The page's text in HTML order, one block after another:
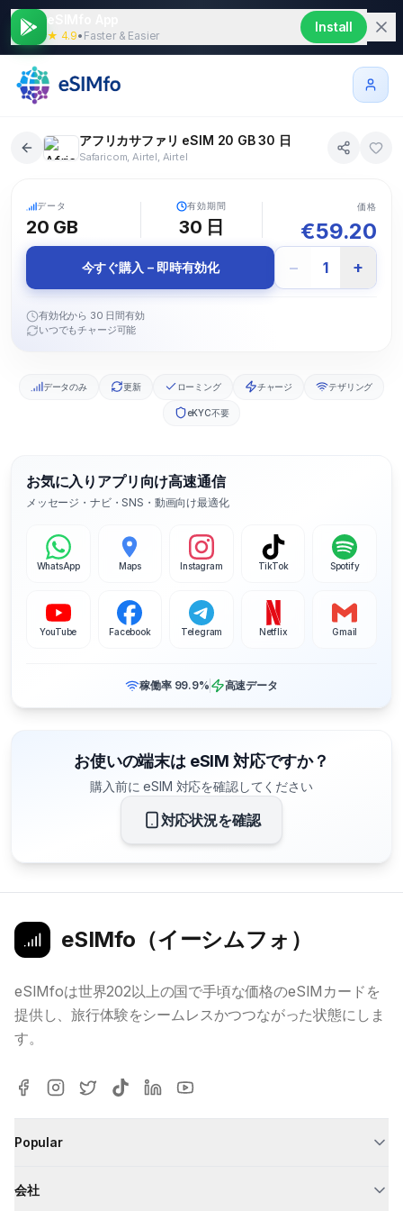
★ 4.9• Faster & Easier
Install
アフリカサファリ eSIM 20 GB 30 日
Safaricom, Airtel, Airtel
データ
20 GB
有効期間
30 日
価格
€59.20
今すぐ購入 – 即時有効化 − 1 +
有効化から 30 日間有効
いつでもチャージ可能
データのみ 更新 ローミング チャージ テザリング
eKYC不要
お気に入りアプリ向け高速通信
メッセージ・ナビ・SNS・動画向け最適化
WhatsApp Maps Instagram TikTok Spotify
YouTube Facebook Telegram Netflix Gmail
稼働率 99.9% 高速データ
お使いの端末は eSIM 対応ですか？
購入前に eSIM 対応を確認してください
対応状況を確認
eSIMfo（イーシムフォ）
eSIMfoは世界202以上の国で手頃な価格のeSIMカードを
提供し、旅行体験をシームレスかつつながった状態にしま
す。
Popular
会社